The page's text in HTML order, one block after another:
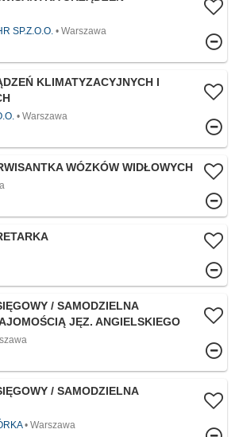
SP.Z.O.O.
Warszawa
KLIMATYZACYJNYCH I
Warszawa
WÓZKÓW WIDŁOWYCH
/ SAMODZIELNA
JĘZ. ANGIELSKIEGO
/ SAMODZIELNA
Warszawa